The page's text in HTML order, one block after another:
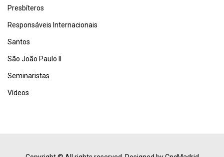
Presbíteros
Responsáveis Internacionais
Santos
São João Paulo II
Seminaristas
Vídeos